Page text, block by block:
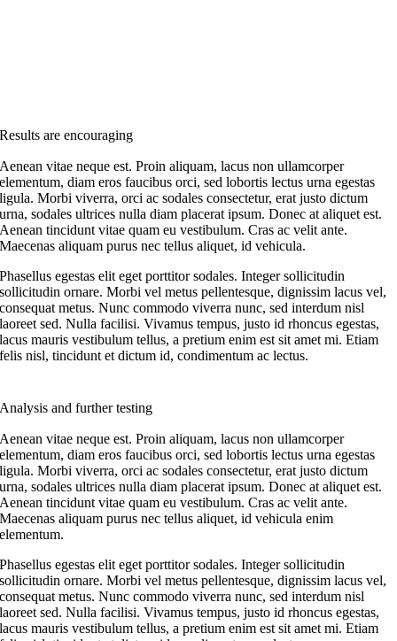
Results are encouraging
Aenean vitae neque est. Proin aliquam, lacus non ullamcorper
elementum, diam eros faucibus orci, sed lobortis lectus urna egestas
ligula. Morbi viverra, orci ac sodales consectetur, erat justo dictum
urna, sodales ultrices nulla diam placerat ipsum. Donec at aliquet est.
Aenean tincidunt vitae quam eu vestibulum. Cras ac velit ante.
Maecenas aliquam purus nec tellus aliquet, id vehicula.
Phasellus egestas elit eget porttitor sodales. Integer sollicitudin
sollicitudin ornare. Morbi vel metus pellentesque, dignissim lacus vel,
consequat metus. Nunc commodo viverra nunc, sed interdum nisl
laoreet sed. Nulla facilisi. Vivamus tempus, justo id rhoncus egestas,
lacus mauris vestibulum tellus, a pretium enim est sit amet mi. Etiam
felis nisl, tincidunt et dictum id, condimentum ac lectus.
Analysis and further testing
Aenean vitae neque est. Proin aliquam, lacus non ullamcorper
elementum, diam eros faucibus orci, sed lobortis lectus urna egestas
ligula. Morbi viverra, orci ac sodales consectetur, erat justo dictum
urna, sodales ultrices nulla diam placerat ipsum. Donec at aliquet est.
Aenean tincidunt vitae quam eu vestibulum. Cras ac velit ante.
Maecenas aliquam purus nec tellus aliquet, id vehicula enim
elementum.
Phasellus egestas elit eget porttitor sodales. Integer sollicitudin
sollicitudin ornare. Morbi vel metus pellentesque, dignissim lacus vel,
consequat metus. Nunc commodo viverra nunc, sed interdum nisl
laoreet sed. Nulla facilisi. Vivamus tempus, justo id rhoncus egestas,
lacus mauris vestibulum tellus, a pretium enim est sit amet mi. Etiam